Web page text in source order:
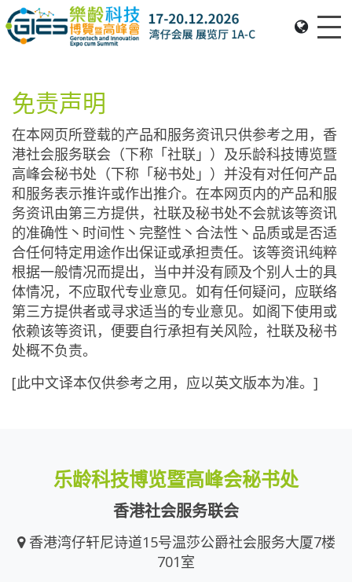
免责声明
在本网页所登载的产品和服务资讯只供参考之用，香
港社会服务联会（下称「社联」）及乐龄科技博览暨
高峰会秘书处（下称「秘书处」）并没有对任何产品
和服务表示推许或作出推介。在本网页内的产品和服
务资讯由第三方提供，社联及秘书处不会就该等资讯
的准确性丶时间性丶完整性丶合法性丶品质或是否适
合任何特定用途作出保证或承担责任。该等资讯纯粹
根据一般情况而提出，当中并没有顾及个别人士的具
体情况，不应取代专业意见。如有任何疑问，应联络
第三方提供者或寻求适当的专业意见。如阁下使用或
依赖该等资讯，便要自行承担有关风险，社联及秘书
处概不负责。
[此中文译本仅供参考之用，应以英文版本为准。]
乐龄科技博览暨高峰会秘书处
香港社会服务联会
香港湾仔轩尼诗道15号温莎公爵社会服务大厦7楼
701室